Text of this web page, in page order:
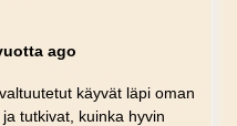
ago
käyvät läpi oman
tutkivat, kuinka hyvin